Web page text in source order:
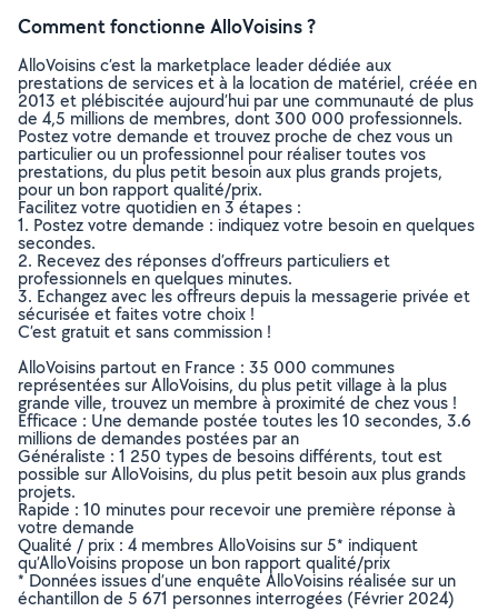
Comment fonctionne AlloVoisins ?
AlloVoisins c’est la marketplace leader dédiée aux
prestations de services et à la location de matériel, créée en
2013 et plébiscitée aujourd’hui par une communauté de plus
de 4,5 millions de membres, dont 300 000 professionnels.
Postez votre demande et trouvez proche de chez vous un
particulier ou un professionnel pour réaliser toutes vos
prestations, du plus petit besoin aux plus grands projets,
pour un bon rapport qualité/prix.
Facilitez votre quotidien en 3 étapes :
1. Postez votre demande : indiquez votre besoin en quelques
secondes.
2. Recevez des réponses d’offreurs particuliers et
professionnels en quelques minutes.
3. Echangez avec les offreurs depuis la messagerie privée et
sécurisée et faites votre choix !
C’est gratuit et sans commission !
AlloVoisins partout en France : 35 000 communes
représentées sur AlloVoisins, du plus petit village à la plus
grande ville, trouvez un membre à proximité de chez vous !
Efficace : Une demande postée toutes les 10 secondes, 3.6
millions de demandes postées par an
Généraliste : 1 250 types de besoins différents, tout est
possible sur AlloVoisins, du plus petit besoin aux plus grands
projets.
Rapide : 10 minutes pour recevoir une première réponse à
votre demande
Qualité / prix : 4 membres AlloVoisins sur 5* indiquent
qu’AlloVoisins propose un bon rapport qualité/prix
* Données issues d’une enquête AlloVoisins réalisée sur un
échantillon de 5 671 personnes interrogées (Février 2024)